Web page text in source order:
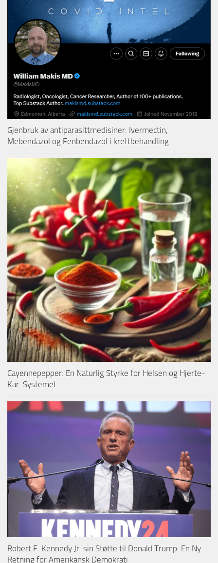
Gjenbruk av antiparasittmedisiner: Ivermectin,
Mebendazol og Fenbendazol i kreftbehandling
Cayennepepper: En Naturlig Styrke for Helsen og Hjerte-
Kar-Systemet
Robert F. Kennedy Jr. sin Støtte til Donald Trump: En Ny
Retning for Amerikansk Demokrati